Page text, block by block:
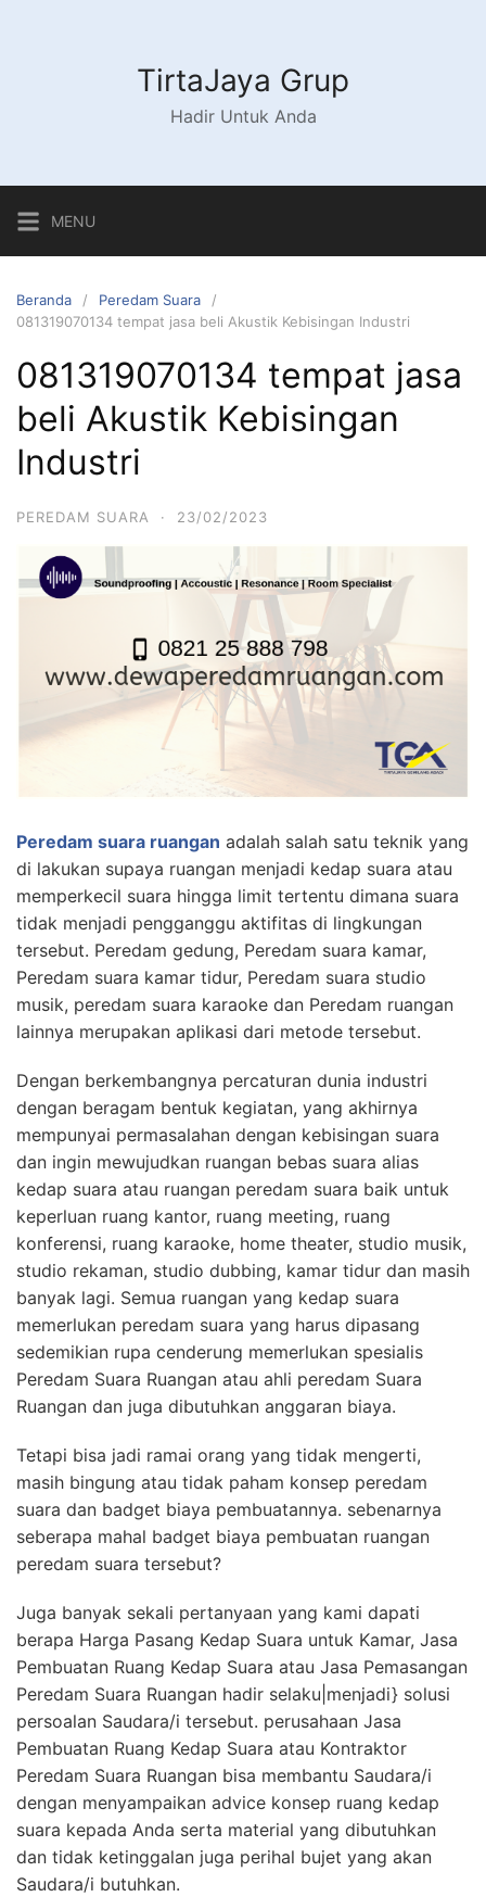
TirtaJaya Grup
Hadir Untuk Anda
MENU
Beranda
Peredam Suara
081319070134 tempat jasa beli Akustik Kebisingan Industri
081319070134 tempat jasa
beli Akustik Kebisingan
Industri
PEREDAM SUARA · 23/02/2023
Peredam suara ruangan adalah salah satu teknik yang
di lakukan supaya ruangan menjadi kedap suara atau
memperkecil suara hingga limit tertentu dimana suara
tidak menjadi pengganggu aktifitas di lingkungan
tersebut. Peredam gedung, Peredam suara kamar,
Peredam suara kamar tidur, Peredam suara studio
musik, peredam suara karaoke dan Peredam ruangan
lainnya merupakan aplikasi dari metode tersebut.
Dengan berkembangnya percaturan dunia industri
dengan beragam bentuk kegiatan, yang akhirnya
mempunyai permasalahan dengan kebisingan suara
dan ingin mewujudkan ruangan bebas suara alias
kedap suara atau ruangan peredam suara baik untuk
keperluan ruang kantor, ruang meeting, ruang
konferensi, ruang karaoke, home theater, studio musik,
studio rekaman, studio dubbing, kamar tidur dan masih
banyak lagi. Semua ruangan yang kedap suara
memerlukan peredam suara yang harus dipasang
sedemikian rupa cenderung memerlukan spesialis
Peredam Suara Ruangan atau ahli peredam Suara
Ruangan dan juga dibutuhkan anggaran biaya.
Tetapi bisa jadi ramai orang yang tidak mengerti,
masih bingung atau tidak paham konsep peredam
suara dan badget biaya pembuatannya. sebenarnya
seberapa mahal badget biaya pembuatan ruangan
peredam suara tersebut?
Juga banyak sekali pertanyaan yang kami dapati
berapa Harga Pasang Kedap Suara untuk Kamar, Jasa
Pembuatan Ruang Kedap Suara atau Jasa Pemasangan
Peredam Suara Ruangan hadir selaku|menjadi} solusi
persoalan Saudara/i tersebut. perusahaan Jasa
Pembuatan Ruang Kedap Suara atau Kontraktor
Peredam Suara Ruangan bisa membantu Saudara/i
dengan menyampaikan advice konsep ruang kedap
suara kepada Anda serta material yang dibutuhkan
dan tidak ketinggalan juga perihal bujet yang akan
Saudara/i butuhkan.